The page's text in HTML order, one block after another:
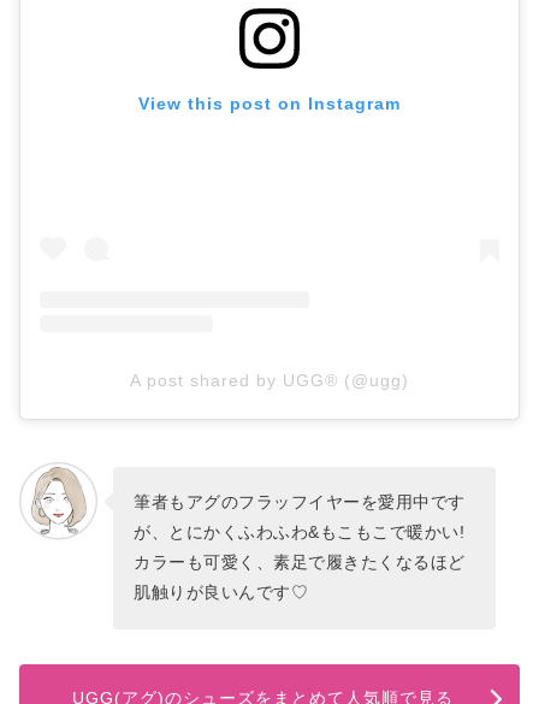
View this post on Instagram
A post shared by UGG® (@ugg)
筆者もアグのフラッフイヤーを愛用中です
が、とにかくふわふわ&もこもこで暖かい!
カラーも可愛く、素足で履きたくなるほど
肌触りが良いんです♡
UGG(アグ)のシューズをまとめて人気順で見る